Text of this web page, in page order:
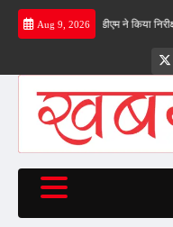
Skip
Aug 9, 2026
बाईपास का डीएम ने किया निरीक्षण…